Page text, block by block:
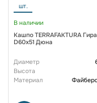
шт.
В наличии
Кашпо TERRAFAKTURA Гира
D60х51 Дюна
Диаметр
Высота
Материал